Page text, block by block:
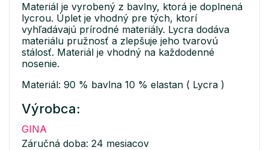
Materiál je vyrobený z bavlny, ktorá je doplnená
lycrou. Úplet je vhodný pre tých, ktorí
vyhľadávajú prírodné materiály. Lycra dodáva
materiálu pružnosť a zlepšuje jeho tvarovú
stálosť. Materiál je vhodný na každodenné
nosenie.
Materiál: 90 % bavlna 10 % elastan ( Lycra )
Výrobca:
GINA
Záručná doba: 24 mesiacov